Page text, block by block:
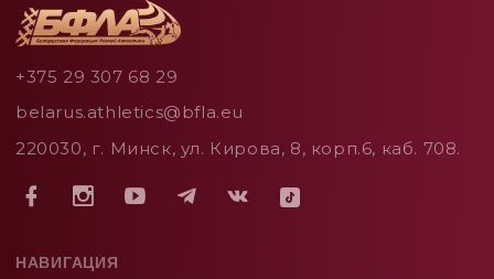
+375 29 307 68 29
belarus.athletics@bfla.eu
220030, г. Минск, ул. Кирова, 8, корп.6, каб. 708.
НАВИГАЦИЯ